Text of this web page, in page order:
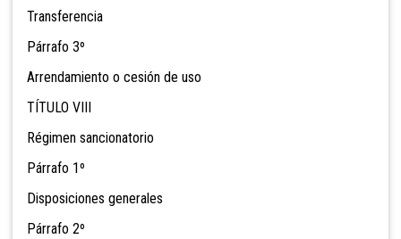
Transferencia
Párrafo 3º
Arrendamiento o cesión de uso
TÍTULO VIII
Régimen sancionatorio
Párrafo 1º
Disposiciones generales
Párrafo 2º